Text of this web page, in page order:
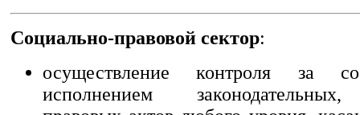
Социально-правовой сектор:
осуществление контроля за
исполнением